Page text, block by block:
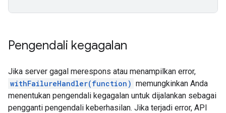
Pengendali kegagalan
Jika server gagal merespons atau menampilkan error,
withFailureHandler(function) memungkinkan Anda
menentukan pengendali kegagalan untuk dijalankan sebagai
pengganti pengendali keberhasilan. Jika terjadi error, API